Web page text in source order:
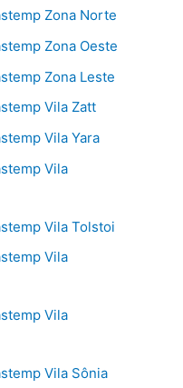
Zona Norte
Zona Oeste
Zona Leste
Vila Zatt
Vila Yara
Vila
Vila Tolstoi
Vila
Vila
Vila Sônia